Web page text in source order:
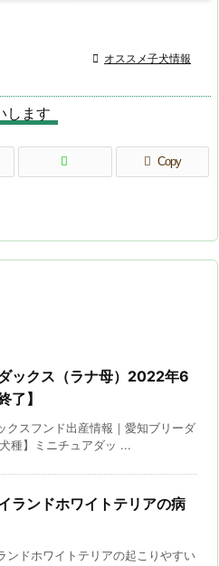
 オススメ子犬情報
します
Copy
ックス（ラナ母）2022年6
了】
クスフンド出産情報｜愛知ブリーダ
種】ミニチュアダッ ...
ランドホワイトテリアの病
ンドホワイトテリアの起こりやすい